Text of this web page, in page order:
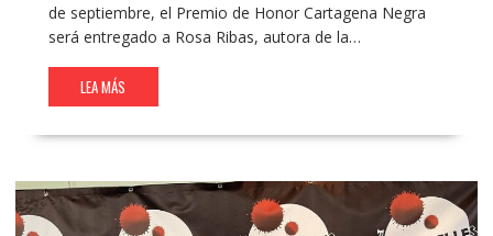
de septiembre, el Premio de Honor Cartagena Negra
será entregado a Rosa Ribas, autora de la…
LEA MÁS